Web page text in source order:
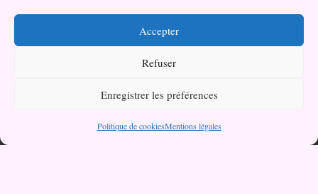
Accepter
Refuser
Enregistrer les préférences
Politique de cookiesMentions légales
Adresse
03 Impasse Oseille